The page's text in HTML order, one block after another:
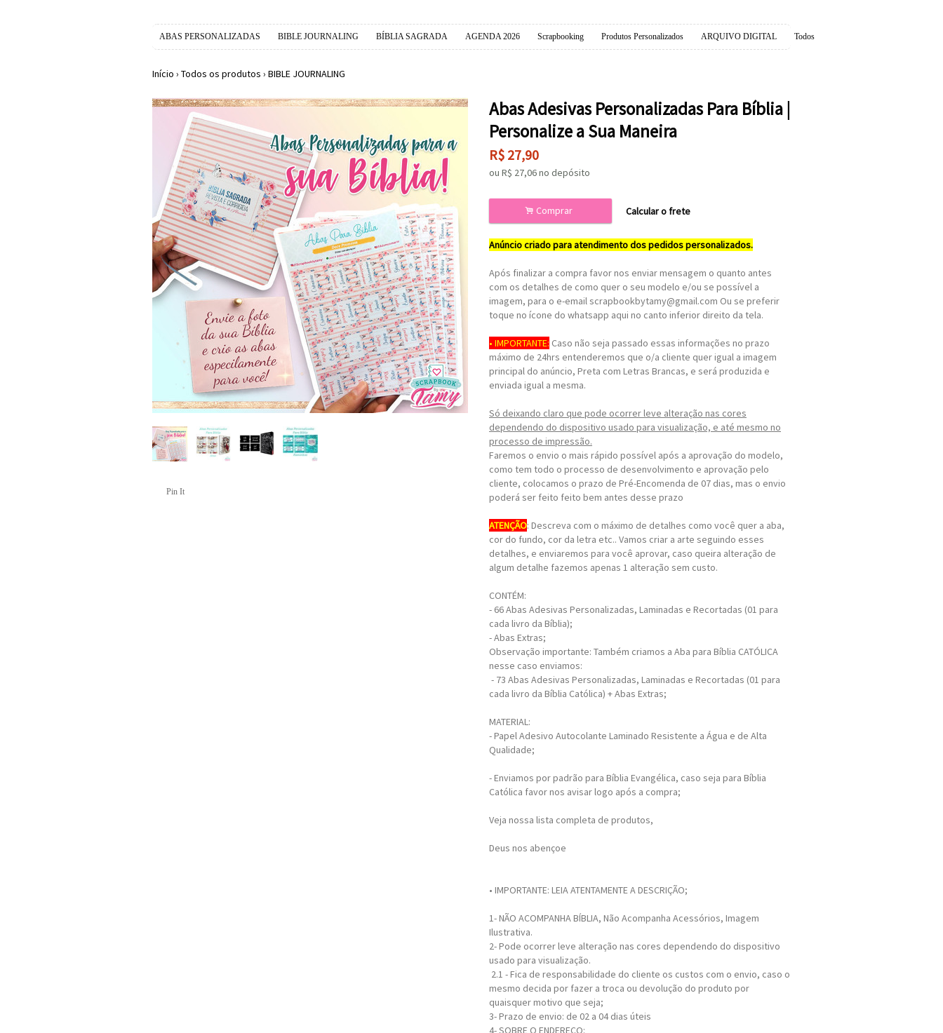
ABAS PERSONALIZADAS BIBLE JOURNALING BÍBLIA SAGRADA AGENDA 2026 Scrapbooking Produtos Personalizados ARQUIVO DIGITAL Todos
Início › Todos os produtos › BIBLE JOURNALING
Pin It
Abas Adesivas Personalizadas Para Bíblia |
Personalize a Sua Maneira
R$ 27,90
ou R$ 27,06no depósito
. Comprar Calcular o frete
Anúncio criado para atendimento dos pedidos personalizados.
Após finalizar a compra favor nos enviar mensagem o quanto antes
com os detalhes de como quer o seu modelo e/ou se possível a
imagem, para o e-email scrapbookbytamy@gmail.com Ou se preferir
toque no ícone do whatsapp aqui no canto inferior direito da tela.
• IMPORTANTE: Caso não seja passado essas informações no prazo
máximo de 24hrs entenderemos que o/a cliente quer igual a imagem
principal do anúncio, Preta com Letras Brancas, e será produzida e
enviada igual a mesma.
Só deixando claro que pode ocorrer leve alteração nas cores
dependendo do dispositivo usado para visualização, e até mesmo no
processo de impressão.
Faremos o envio o mais rápido possível após a aprovação do modelo,
como tem todo o processo de desenvolvimento e aprovação pelo
cliente, colocamos o prazo de Pré-Encomenda de 07 dias, mas o envio
poderá ser feito feito bem antes desse prazo
ATENÇÃO: Descreva com o máximo de detalhes como você quer a aba,
cor do fundo, cor da letra etc.. Vamos criar a arte seguindo esses
detalhes, e enviaremos para você aprovar, caso queira alteração de
algum detalhe fazemos apenas 1 alteração sem custo.
CONTÉM:
- 66 Abas Adesivas Personalizadas, Laminadas e Recortadas (01 para
cada livro da Bíblia);
- Abas Extras;
Observação importante: Também criamos a Aba para Bíblia CATÓLICA
nesse caso enviamos:
- 73 Abas Adesivas Personalizadas, Laminadas e Recortadas (01 para
cada livro da Bíblia Católica) + Abas Extras;
MATERIAL:
- Papel Adesivo Autocolante Laminado Resistente a Água e de Alta
Qualidade;
- Enviamos por padrão para Bíblia Evangélica, caso seja para Bíblia
Católica favor nos avisar logo após a compra;
Veja nossa lista completa de produtos,
Deus nos abençoe
• IMPORTANTE: LEIA ATENTAMENTE A DESCRIÇÃO;
1- NÃO ACOMPANHA BÍBLIA, Não Acompanha Acessórios, Imagem
Ilustrativa.
2- Pode ocorrer leve alteração nas cores dependendo do dispositivo
usado para visualização.
2.1 - Fica de responsabilidade do cliente os custos com o envio, caso o
mesmo decida por fazer a troca ou devolução do produto por
quaisquer motivo que seja;
3- Prazo de envio: de 02 a 04 dias úteis
4- SOBRE O ENDEREÇO: